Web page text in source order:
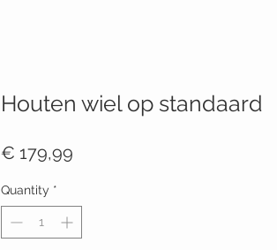
Houten wiel op standaard
€ 179,99
Quantity *